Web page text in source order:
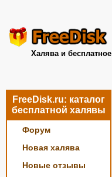
Халява и бесплатное
FreeDisk.ru: каталог
бесплатной халявы
Форум
Новая халява
Новые отзывы